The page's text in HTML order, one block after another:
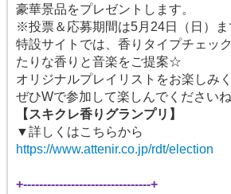
豪華景品をプレゼントします。
※投票＆応募期間は5月24日（日）ま
特設サイトでは、香りタイプチェッ
たりな香りと音楽をご提案☆
オリジナルプレイリストをお楽しみく
ぜひWで参加して楽しんでくださいね
【スキクレ香りグランプリ】
▼詳しくはこちらから
https://www.attenir.co.jp/rdt/election
+--------------------------------+